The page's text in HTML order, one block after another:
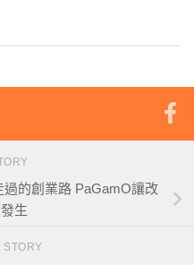
過的創業路 PaGamO讓改
生
STORY